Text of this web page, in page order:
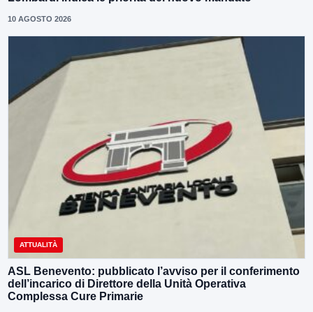
10 AGOSTO 2026
ATTUALITÀ
ASL Benevento: pubblicato l’avviso per il conferimento
dell’incarico di Direttore della Unità Operativa
Complessa Cure Primarie